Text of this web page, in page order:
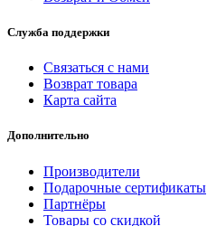
Служба поддержки
Связаться с нами
Возврат товара
Карта сайта
Дополнительно
Производители
Подарочные сертификаты
Партнёры
Товары со скидкой